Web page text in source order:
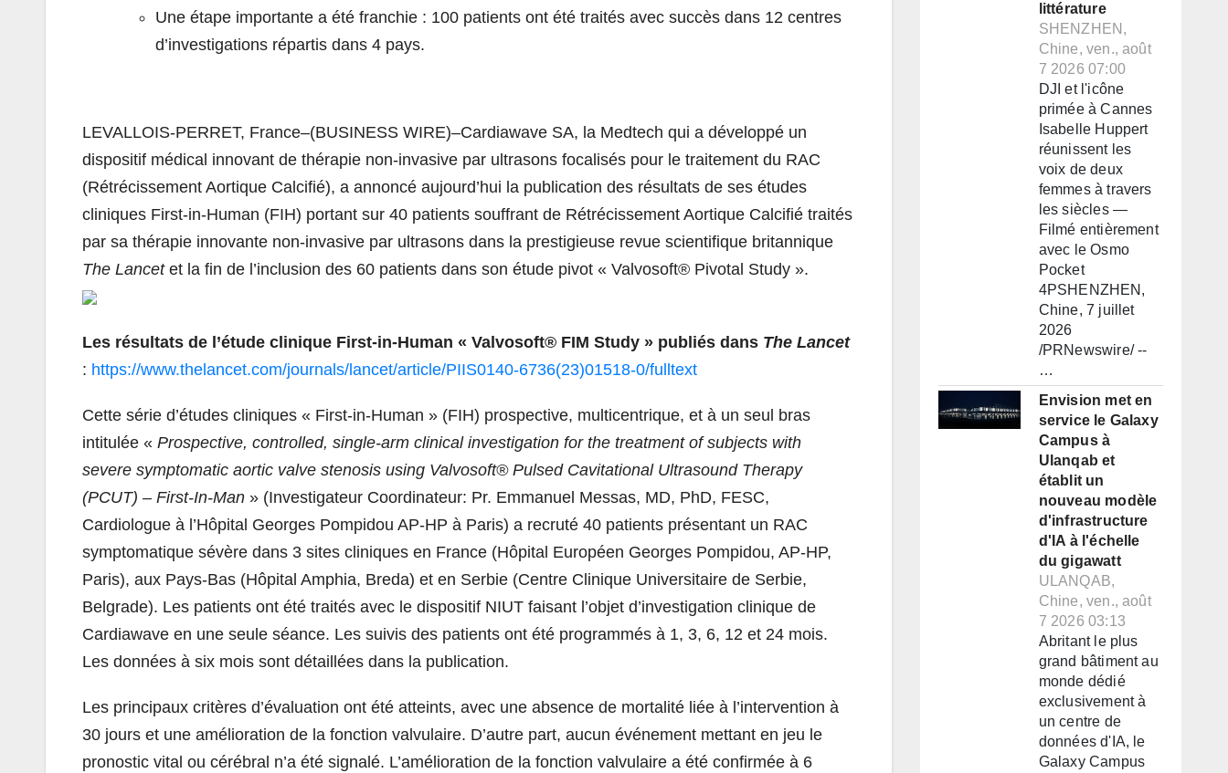
Une étape importante a été franchie : 100 patients ont été traités avec succès dans 12 centres
d’investigations répartis dans 4 pays.
LEVALLOIS-PERRET, France–(BUSINESS WIRE)–Cardiawave SA, la Medtech qui a développé un
dispositif médical innovant de thérapie non-invasive par ultrasons focalisés pour le traitement du RAC
(Rétrécissement Aortique Calcifié), a annoncé aujourd’hui la publication des résultats de ses études
cliniques First-in-Human (FIH) portant sur 40 patients souffrant de Rétrécissement Aortique Calcifié traités
par sa thérapie innovante non-invasive par ultrasons dans la prestigieuse revue scientifique britannique
The Lancet et la fin de l’inclusion des 60 patients dans son étude pivot « Valvosoft® Pivotal Study ».
Les résultats de l’étude clinique First-in-Human « Valvosoft® FIM Study » publiés dans The Lancet
: https://www.thelancet.com/journals/lancet/article/PIIS0140-6736(23)01518-0/fulltext
Cette série d’études cliniques « First-in-Human » (FIH) prospective, multicentrique, et à un seul bras
intitulée « Prospective, controlled, single-arm clinical investigation for the treatment of subjects with
severe symptomatic aortic valve stenosis using Valvosoft® Pulsed Cavitational Ultrasound Therapy
(PCUT) – First-In-Man » (Investigateur Coordinateur: Pr. Emmanuel Messas, MD, PhD, FESC,
Cardiologue à l’Hôpital Georges Pompidou AP-HP à Paris) a recruté 40 patients présentant un RAC
symptomatique sévère dans 3 sites cliniques en France (Hôpital Européen Georges Pompidou, AP-HP,
Paris), aux Pays-Bas (Hôpital Amphia, Breda) et en Serbie (Centre Clinique Universitaire de Serbie,
Belgrade). Les patients ont été traités avec le dispositif NIUT faisant l’objet d’investigation clinique de
Cardiawave en une seule séance. Les suivis des patients ont été programmés à 1, 3, 6, 12 et 24 mois.
Les données à six mois sont détaillées dans la publication.
Les principaux critères d’évaluation ont été atteints, avec une absence de mortalité liée à l’intervention à
30 jours et une amélioration de la fonction valvulaire. D’autre part, aucun événement mettant en jeu le
pronostic vital ou cérébral n’a été signalé. L’amélioration de la fonction valvulaire a été confirmée à 6
littérature
SHENZHEN,
Chine, ven., août
7 2026 07:00
DJI et l'icône
primée à Cannes
Isabelle Huppert
réunissent les
voix de deux
femmes à travers
les siècles —
Filmé entièrement
avec le Osmo
Pocket
4PSHENZHEN,
Chine, 7 juillet
2026
/PRNewswire/ --
…
Envision met en
service le Galaxy
Campus à
Ulanqab et
établit un
nouveau modèle
d'infrastructure
d'IA à l'échelle
du gigawatt
ULANQAB,
Chine, ven., août
7 2026 03:13
Abritant le plus
grand bâtiment au
monde dédié
exclusivement à
un centre de
données d'IA, le
Galaxy Campus